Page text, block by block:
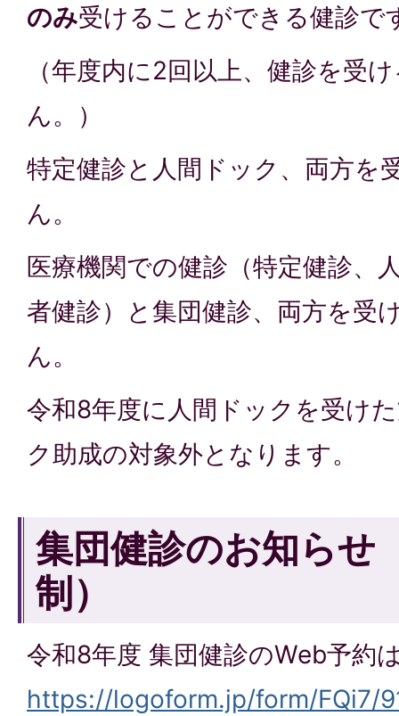
のみ受けることができる健診で
（年度内に2回以上、健診を受
ん。）
特定健診と人間ドック、両方を
ん。
医療機関での健診（特定健診、
者健診）と集団健診、両方を受
ん。
令和8年度に人間ドックを受け
ク助成の対象外となります。
集団健診のお知らせ
制）
令和8年度 集団健診のWeb予約
https://logoform.jp/form/FQi7/